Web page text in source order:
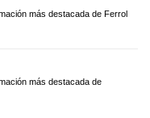
más destacada de Ferrol
más destacada de